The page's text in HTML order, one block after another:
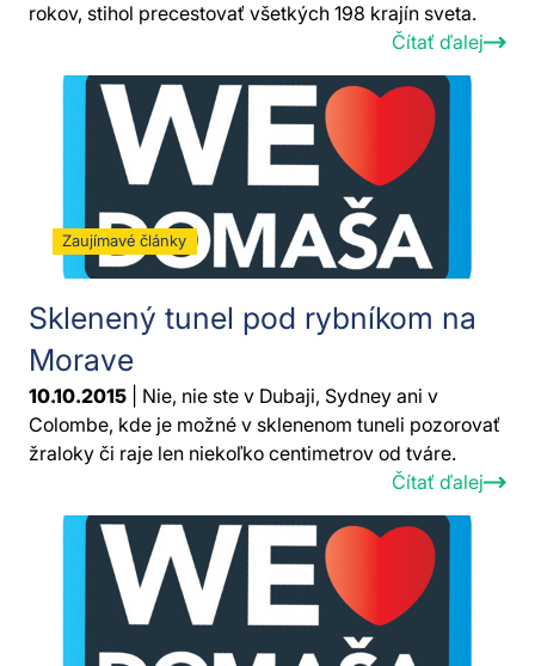
rokov, stihol precestovať všetkých 198 krajín sveta.
Čítať ďalej
Zaujímavé články
Sklenený tunel pod rybníkom na
Morave
10.10.2015 | Nie, nie ste v Dubaji, Sydney ani v
Colombe, kde je možné v sklenenom tuneli pozorovať
žraloky či raje len niekoľko centimetrov od tváre.
Čítať ďalej